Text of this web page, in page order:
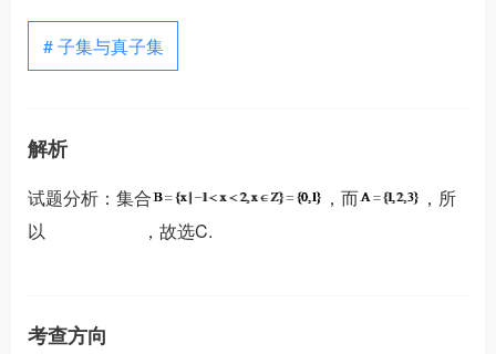
# 子集与真子集
解析
试题分析：集合 ，而
，所
以
，故选C.
考查方向